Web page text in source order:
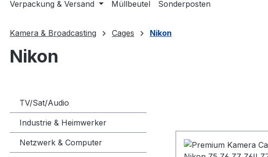
Verpackung & Versand
Müllbeutel Sonderposten
Kamera & Broadcasting Cages Nikon
Nikon
TV/Sat/Audio
Industrie & Heimwerker
Netzwerk & Computer